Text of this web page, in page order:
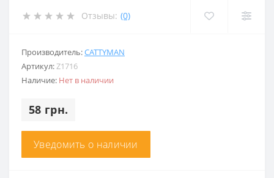
Отзывы: (0)
Производитель:CATTYMAN
Артикул: Z1716
Наличие: Нет в наличии
58 грн.
Уведомить о наличии